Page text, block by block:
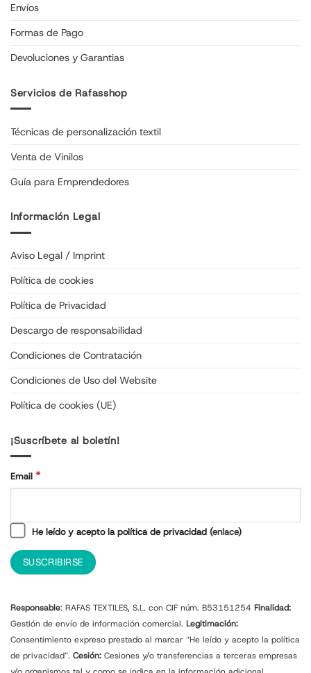
Envíos
Formas de Pago
Devoluciones y Garantias
Servicios de Rafasshop
Técnicas de personalización textil
Venta de Vinilos
Guía para Emprendedores
Información Legal
Aviso Legal / Imprint
Política de cookies
Política de Privacidad
Descargo de responsabilidad
Condiciones de Contratación
Condiciones de Uso del Website
Política de cookies (UE)
¡Suscríbete al boletín!
Email *
He leído y acepto la política de privacidad (enlace)
Responsable: RAFAS TEXTILES, S.L. con CIF núm. B53151254 Finalidad:
Gestión de envío de información comercial. Legitimación:
Consentimiento expreso prestado al marcar “He leído y acepto la política
de privacidad”. Cesión: Cesiones y/o transferencias a terceras empresas